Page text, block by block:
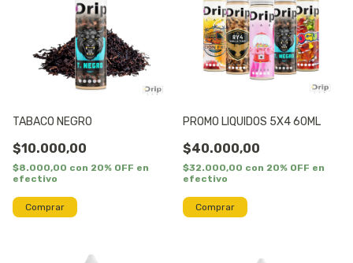
TABACO NEGRO
$10.000,00
$8.000,00 con 20% OFF en
efectivo
Comprar
PROMO LIQUIDOS 5X4 60ML
$40.000,00
$32.000,00 con 20% OFF en
efectivo